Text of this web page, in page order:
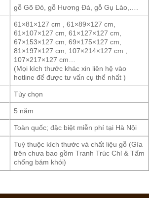
gỗ Gõ Đỏ, gỗ Hương Đá, gỗ Gụ Lào,….
61×81×127 cm , 61×89×127 cm,
61×107×127 cm, 61×127×127 cm,
67×153×127 cm, 69×175×127 cm,
81×197×127 cm, 107×214×127 cm ,
107×217×127 cm…
(Mọi kích thước khác xin liên hệ vào
hotline để được tư vấn cụ thể nhất )
Tùy chọn
5 năm
Toàn quốc; đặc biệt miễn phí tại Hà Nội
Tuỳ thuộc kích thước và chất liệu gỗ (Gía
trên chưa bao gồm Tranh Trúc Chỉ & Tấm
chống bám khói)